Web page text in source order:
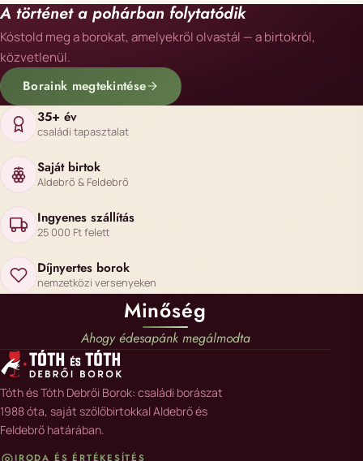
A történet a pohárban folytatódik
Kóstold meg a borokat, amelyekről olvastál — a birtokról,
közvetlenül.
Boraink megtekintése
35+ év
családi tapasztalat
Saját birtok
Aldebrő & Feldebrő
Ingyenes szállítás
25 000 Ft felett
Díjnyertes borok
nemzetközi versenyeken
Minőség
Ahogy édesapánk megálmodta
Tóth és Tóth Debrői Borok: családi borászat
1988 óta, saját szőlőbirtokkal Aldebrő és
Feldebrő határában.
IRODA ÉS ÉRTÉKESÍTÉS